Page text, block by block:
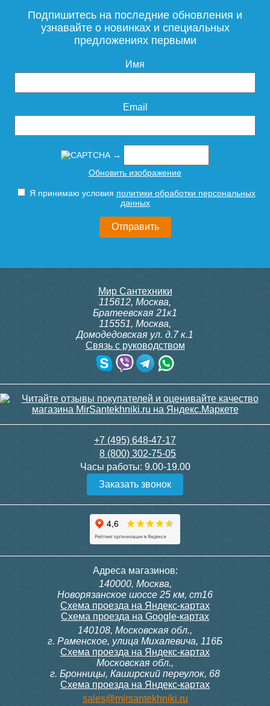
Подпишитесь на последние обновления и
узнавайте о новинках и специальных
предложениях первыми
Имя
Email
→
Обновить изображение
Я принимаю условия политики обработки персональных
данных
Мир Сантехники
115612, Москва,
Братеевская 21к1
115551, Москва,
Домодедовская ул. д.7 к.1
Связь с руководством
+7 (495) 648-47-17
8 (800) 302-75-05
Часы работы: 9.00-19.00
Заказать звонок
Адреса магазинов:
140000, Москва,
Новорязанское шоссе 25 км, ст16
Схема проезда на Яндекс-картах
Схема проезда на Google-картах
140108, Московская обл.,
г. Раменское, улица Михалевича, 116Б
Схема проезда на Яндекс-картах
Московская обл.,
г. Бронницы, Каширский переулок, 68
Схема проезда на Яндекс-картах
sales@mirsantekhniki.ru